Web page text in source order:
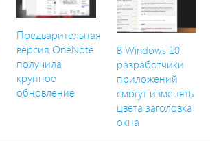
Предварительная
версия OneNote
получила
крупное
обновление
В Windows 10
разработчики
приложений
смогут изменять
цвета заголовка
окна